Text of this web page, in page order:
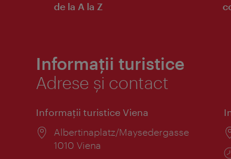
de la A la Z
Informații turistice
Adrese și contact
Informaţii turistice Viena
Locul:
Albertinaplatz/Maysedergasse
1010 Viena